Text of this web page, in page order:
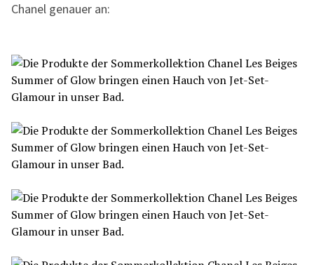
Chanel genauer an: